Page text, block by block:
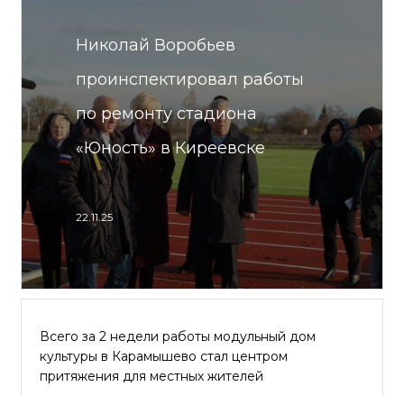
Николай Воробьев
проинспектировал работы
по ремонту стадиона
«Юность» в Киреевске
22.11.25
Всего за 2 недели работы модульный дом
культуры в Карамышево стал центром
притяжения для местных жителей